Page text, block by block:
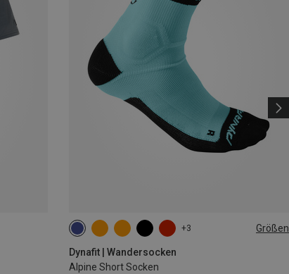
+3 Größen
Dynafit | Wandersocken
Alpine Short Socken
35|36|37|38 39|40|41|42